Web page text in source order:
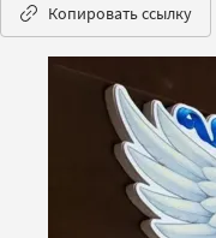
Копировать ссылку